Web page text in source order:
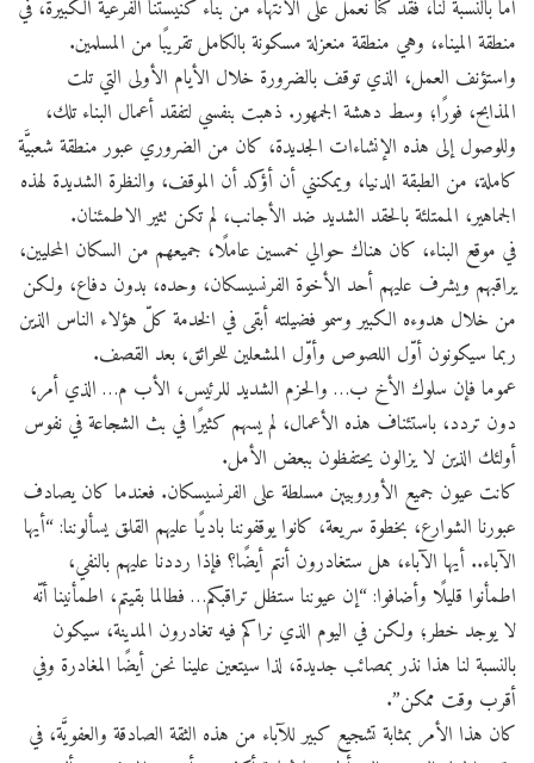
أمّا بالنسبة لنا، فقد كنّا نعمل على الانتهاء من بناء كنيستنا الفرعيَّة الكبيرة، في
منطقة الميناء، وهي منطقة منعزلة مسكونة بالكامل تقريبًا من المسلمين.
واستؤنف العمل، الذي توقف بالضرورة خلال الأيام الأولى التي تلت
المذابح، فورًا؛ وسط دهشة الجمهور. ذهبت بنفسي لتفقد أعمال البناء تلك،
وللوصول إلى هذه الإنشاءات الجديدة، كان من الضروري عبور منطقة شعبيَّة
كاملة، من الطبقة الدنيا، ويمكنني أن أؤكد أن الموقف، والنظرة الشديدة لهذه
الجماهير، الممتلئة بالحقد الشديد ضد الأجانب، لم تكن تثير الاطمئنان.
في موقع البناء، كان هناك حوالي خمسين عاملًا، جميعهم من السكان المحليين،
يراقبهم ويشرف عليهم أحد الأخوة الفرنسيسكان، وحده، بدون دفاع، ولكن
من خلال هدوءه الكبير وسمو فضيلته أبقى في الخدمة كلّ هؤلاء الناس الذين
ربما سيكونون أوّل اللصوص وأوّل المشعلين للحرائق، بعد القصف.
عموما فإن سلوك الأخ ب… والحزم الشديد للرئيس، الأب م… الذي أمر،
دون تردد، باستئناف هذه الأعمال، لم يسهم كثيرًا في بث الشجاعة في نفوس
أولئك الذين لا يزالون يحتفظون ببعض الأمل.
كانت عيون جميع الأوروبيين مسلطة على الفرنسيسكان. فعندما كان يصادف
عبورنا الشوارع، بخطوة سريعة، كانوا يوقفوننا باديًا عليهم القلق يسألوننا: “أيها
الآباء.. أيها الآباء، هل ستغادرون أنتم أيضًا؟ فإذا رددنا عليهم بالنفي،
اطمأنوا قليلًا وأضافوا: “إن عيوننا ستظل تراقبكم… فطالما بقيتم، اطمأنينا أنّه
لا يوجد خطر؛ ولكن في اليوم الذي نراكم فيه تغادرون المدينة، سيكون
بالنسبة لنا هذا نذر بمصائب جديدة، لذا سيتعين علينا نحن أيضًا المغادرة وفي
أقرب وقت ممكن”.
كان هذا الأمر بمثابة تشجيع كبير للآباء من هذه الثقة الصادقة والعفويَّة، في